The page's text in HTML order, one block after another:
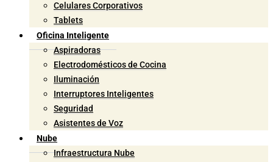
Celulares Corporativos
Tablets
Oficina Inteligente
Aspiradoras
Electrodomésticos de Cocina
Iluminación
Interruptores Inteligentes
Seguridad
Asistentes de Voz
Nube
Infraestructura Nube